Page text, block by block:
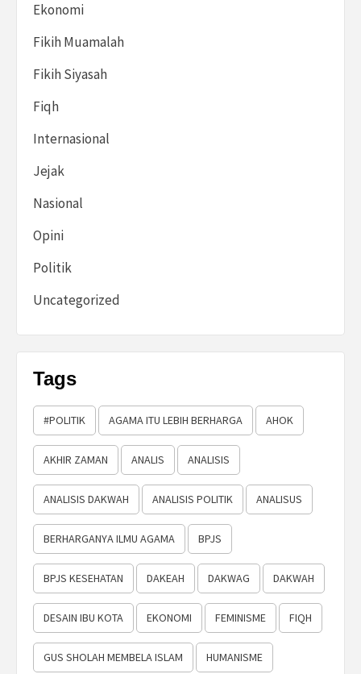
Ekonomi
Fikih Muamalah
Fikih Siyasah
Fiqh
Internasional
Jejak
Nasional
Opini
Politik
Uncategorized
Tags
#POLITIK AGAMA ITU LEBIH BERHARGA AHOK
AKHIR ZAMAN ANALIS ANALISIS
ANALISIS DAKWAH ANALISIS POLITIK ANALISUS
BERHARGANYA ILMU AGAMA BPJS
BPJS KESEHATAN DAKEAH DAKWAG DAKWAH
DESAIN IBU KOTA EKONOMI FEMINISME FIQH
GUS SHOLAH MEMBELA ISLAM HUMANISME